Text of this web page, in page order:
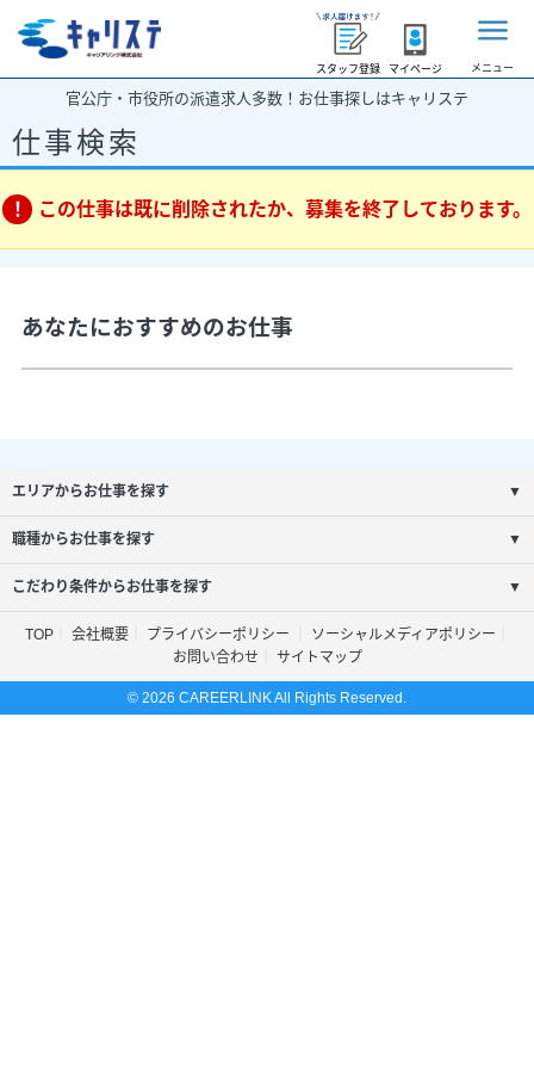
スタッフ登録 マイページ メニュー
官公庁・市役所の派遣求人多数！お仕事探しはキャリステ
仕事検索
この仕事は既に削除されたか、募集を終了しております。
あなたにおすすめのお仕事
エリアからお仕事を探す ▼
職種からお仕事を探す ▼
こだわり条件からお仕事を探す ▼
TOP 会社概要 プライバシーポリシー
ソーシャルメディアポリシー
お問い合わせ
サイトマップ
© 2026 CAREERLINK All Rights Reserved.